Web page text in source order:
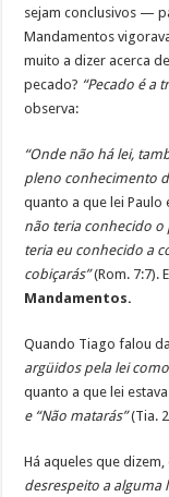
sejam conclusivos —
Mandamentos
muito a dizer acerca
pecado? “Pecado é a
observa:
“Onde não há lei,
pleno conhecimento
quanto a que lei
não teria conhecido
teria eu conhecido a
cobiçarás”(Rom. 7:7).
Mandamentos.
Quando Tiago falou
argüidos pela lei
quanto a que lei
e “Não matarás”(Tia.
Há aqueles que
desrespeito a alguma